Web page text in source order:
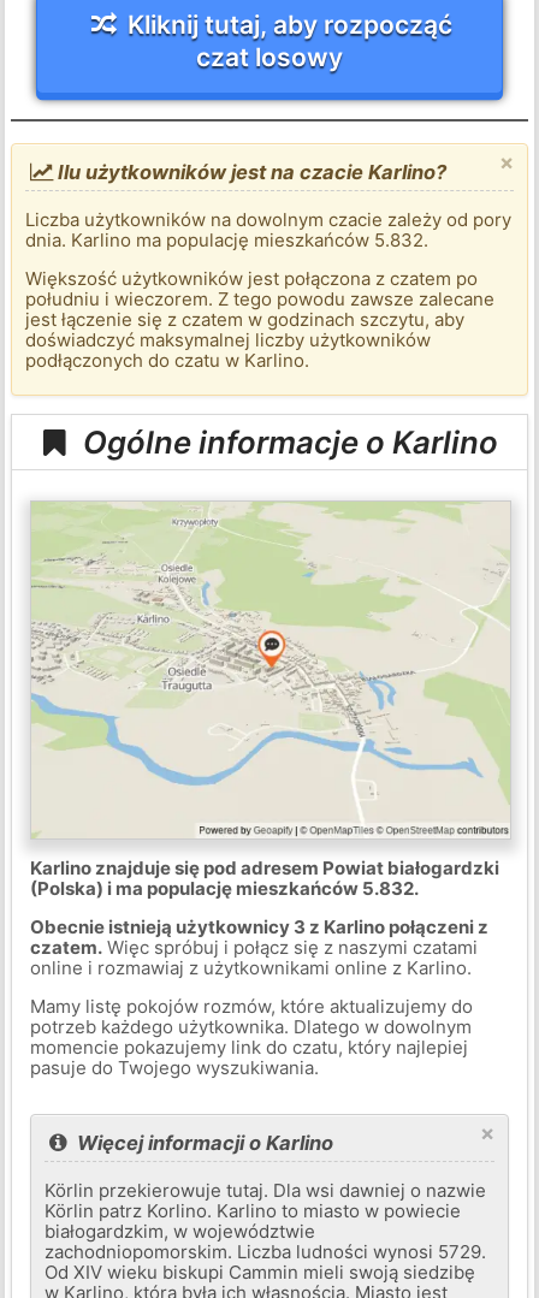
Kliknij tutaj, aby rozpocząć
czat losowy
×
Ilu użytkowników jest na czacie Karlino?
Liczba użytkowników na dowolnym czacie zależy od pory
dnia. Karlino ma populację mieszkańców 5.832.
Większość użytkowników jest połączona z czatem po
południu i wieczorem. Z tego powodu zawsze zalecane
jest łączenie się z czatem w godzinach szczytu, aby
doświadczyć maksymalnej liczby użytkowników
podłączonych do czatu w Karlino.
Ogólne informacje o Karlino
Karlino znajduje się pod adresem Powiat białogardzki
(Polska) i ma populację mieszkańców 5.832.
Obecnie istnieją użytkownicy 3 z Karlino połączeni z
czatem.Więc spróbuj i połącz się z naszymi czatami
online i rozmawiaj z użytkownikami online z Karlino.
Mamy listę pokojów rozmów, które aktualizujemy do
potrzeb każdego użytkownika. Dlatego w dowolnym
momencie pokazujemy link do czatu, który najlepiej
pasuje do Twojego wyszukiwania.
×
Więcej informacji o Karlino
Körlin przekierowuje tutaj. Dla wsi dawniej o nazwie
Körlin patrz Korlino. Karlino to miasto w powiecie
białogardzkim, w województwie
zachodniopomorskim. Liczba ludności wynosi 5729.
Od XIV wieku biskupi Cammin mieli swoją siedzibę
w Karlino, która była ich własnością. Miasto jest